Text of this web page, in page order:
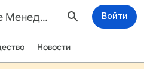
Cправка - Google Менеджер рекламы Войти
Новости